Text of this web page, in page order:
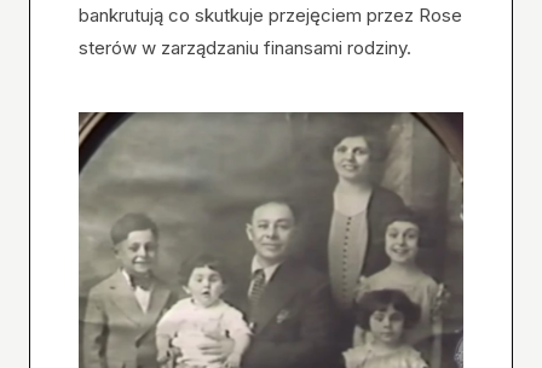
bankrutują co skutkuje przejęciem przez Rose
sterów w zarządzaniu finansami rodziny.